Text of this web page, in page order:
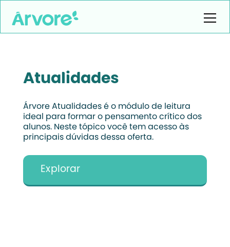
Atualidades
Árvore Atualidades é o módulo de leitura
ideal para formar o pensamento crítico dos
alunos. Neste tópico você tem acesso às
principais dúvidas dessa oferta.
Explorar